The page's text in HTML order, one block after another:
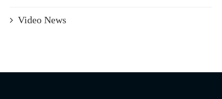
Video News